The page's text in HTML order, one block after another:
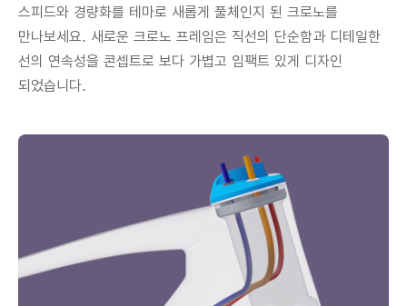
스피드와 경량화를 테마로 새롭게 풀체인지 된 크로노를
만나보세요. 새로운 크로노 프레임은 직선의 단순함과 디테일한
선의 연속성을 콘셉트로 보다 가볍고 임팩트 있게 디자인
되었습니다.